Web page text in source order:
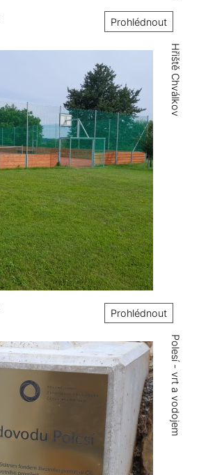
Prohlédnout
Hřiště Chválkov
Prohlédnout
Polesí - vrt a vodojem